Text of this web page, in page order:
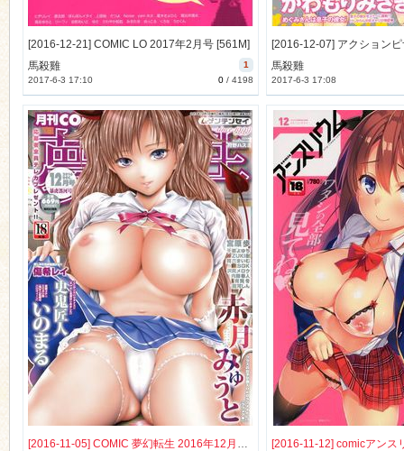
[2016-12-21] COMIC LO 2017年2月号 [561M]
1
馬殺雞
0/ 4198
2017-6-3 17:10
馬殺雞
2017-6-3 17:08
[2016-11-05] COMIC 夢幻転生 2016年12月号 [750M]